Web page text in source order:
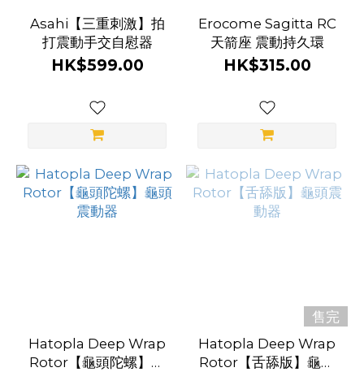
Asahi【三重刺激】拍
打震動手交自慰器
HK$599.00
Erocome Sagitta RC
天箭座 震動持久環
HK$315.00
Hatopla Deep Wrap
Rotor【龜頭陀螺】龜
售完
Hatopla Deep Wrap
Rotor【舌舔版】龜頭